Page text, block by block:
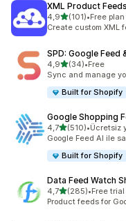
XML Product
4,95 yıldız üzerinden
(101)
toplam 101•Free
Create custom XML
SPD: Google Feed
4,95 yıldız üzerinden
(34)
toplam 34 •Free
Sync and manage
Built for Shopify
Google Shopping
4,75 yıldız üzerinden
(510)
toplam 510•Ücretsiz
Google Feed AI ile
Built for Shopify
Data Feed Watch
4,75 yıldız üzerinden
(285)
toplam 285•Free
Product feeds for